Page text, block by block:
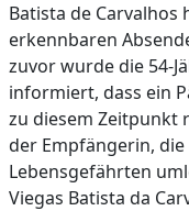
Batista de Carvalhos
erkennbaren
zuvor wurde die 54-
informiert, dass ein
zu diesem Zeitpunkt
der Empfängerin,
Lebensgefährten
Viegas Batista da